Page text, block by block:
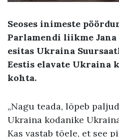
Seoses inimeste
Parlamendi liikme Jana
esitas Ukraina
Eestis elavate Ukraina
kohta.
„Nagu teada, lõpeb
Ukraina kodanike
Kas vastab tõele, et see